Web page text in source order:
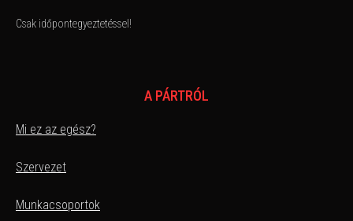
Csak időpontegyeztetéssel!
A PÁRTRÓL
Mi ez az egész?
Szervezet
Munkacsoportok